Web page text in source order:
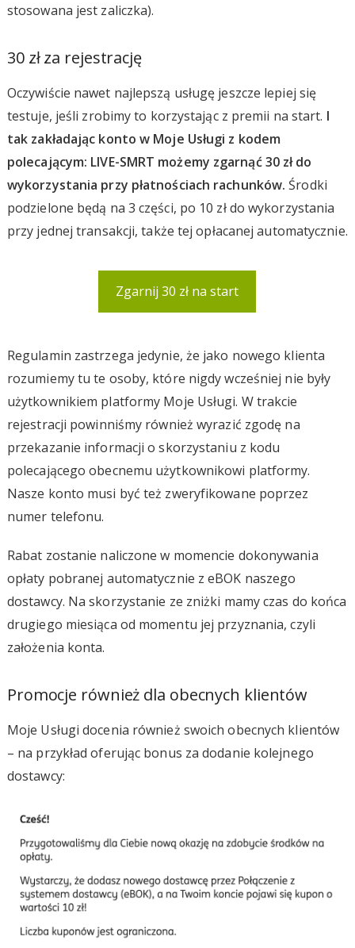
stosowana jest zaliczka).
30 zł za rejestrację
Oczywiście nawet najlepszą usługę jeszcze lepiej się
testuje, jeśli zrobimy to korzystając z premii na start. I
tak zakładając konto w Moje Usługi z kodem
polecającym: LIVE-SMRT możemy zgarnąć 30 zł do
wykorzystania przy płatnościach rachunków. Środki
podzielone będą na 3 części, po 10 zł do wykorzystania
przy jednej transakcji, także tej opłacanej automatycznie.
Zgarnij 30 zł na start
Regulamin zastrzega jedynie, że jako nowego klienta
rozumiemy tu te osoby, które nigdy wcześniej nie były
użytkownikiem platformy Moje Usługi. W trakcie
rejestracji powinniśmy również wyrazić zgodę na
przekazanie informacji o skorzystaniu z kodu
polecającego obecnemu użytkownikowi platformy.
Nasze konto musi być też zweryfikowane poprzez
numer telefonu.
Rabat zostanie naliczone w momencie dokonywania
opłaty pobranej automatycznie z eBOK naszego
dostawcy. Na skorzystanie ze zniżki mamy czas do końca
drugiego miesiąca od momentu jej przyznania, czyli
założenia konta.
Promocje również dla obecnych klientów
Moje Usługi docenia również swoich obecnych klientów
– na przykład oferując bonus za dodanie kolejnego
dostawcy: